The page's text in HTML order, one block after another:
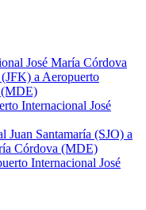
José María Córdova
a Aeropuerto
(MDE)
Internacional José
Juan Santamaría (SJO) a
Córdova (MDE)
Internacional José